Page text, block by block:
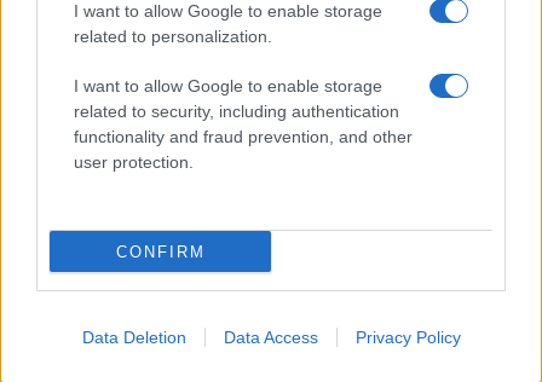
I want to allow Google to enable storage
related to personalization.
I want to allow Google to enable storage
related to security, including authentication
functionality and fraud prevention, and other
user protection.
CONFIRM
Data Deletion Data Access Privacy Policy
Nederlandse werkloosheid daalt verder, maar inflatie boven EU-
gemiddelde
Sanne De Vries · 1 aug 2026